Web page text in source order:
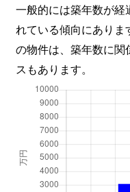
一般的には築年数が経
れている傾向にあり
の物件は、築年数に
スもあります。